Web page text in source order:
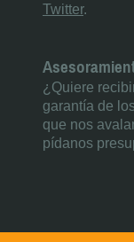
Twitter.
¿Quiere
garantía de
que nos
pídanos